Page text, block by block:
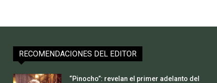
RECOMENDACIONES DEL EDITOR
“Pinocho”: revelan el primer adelanto del